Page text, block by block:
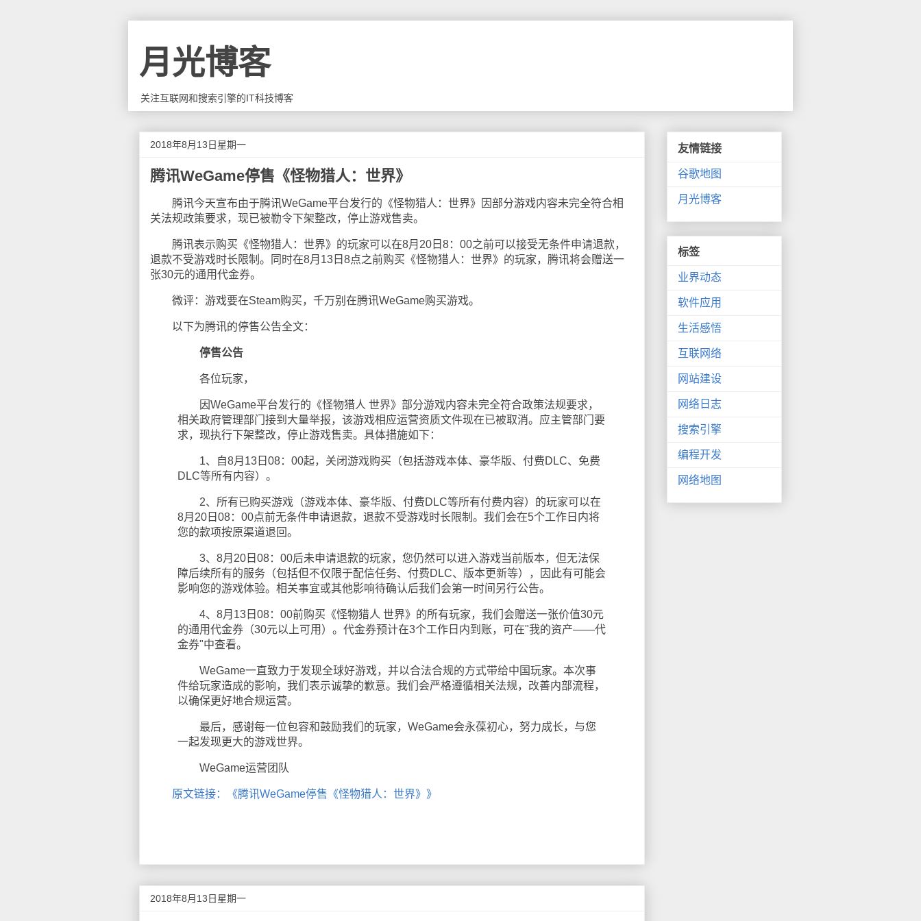
月光博客
关注互联网和搜索引擎的IT科技博客
2018年8月13日星期一
腾讯WeGame停售《怪物猎人：世界》
腾讯今天宣布由于腾讯WeGame平台发行的《怪物猎人：世界》因部分游戏内容未完全符合相
关法规政策要求，现已被勒令下架整改，停止游戏售卖。
腾讯表示购买《怪物猎人：世界》的玩家可以在8月20日8：00之前可以接受无条件申请退款，
退款不受游戏时长限制。同时在8月13日8点之前购买《怪物猎人：世界》的玩家，腾讯将会赠送一
张30元的通用代金券。
微评：游戏要在Steam购买，千万别在腾讯WeGame购买游戏。
以下为腾讯的停售公告全文：
停售公告
各位玩家，
因WeGame平台发行的《怪物猎人 世界》部分游戏内容未完全符合政策法规要求，
相关政府管理部门接到大量举报，该游戏相应运营资质文件现在已被取消。应主管部门要
求，现执行下架整改，停止游戏售卖。具体措施如下：
1、自8月13日08：00起，关闭游戏购买（包括游戏本体、豪华版、付费DLC、免费
DLC等所有内容）。
2、所有已购买游戏（游戏本体、豪华版、付费DLC等所有付费内容）的玩家可以在
8月20日08：00点前无条件申请退款，退款不受游戏时长限制。我们会在5个工作日内将
您的款项按原渠道退回。
3、8月20日08：00后未申请退款的玩家，您仍然可以进入游戏当前版本，但无法保
障后续所有的服务（包括但不仅限于配信任务、付费DLC、版本更新等），因此有可能会
影响您的游戏体验。相关事宜或其他影响待确认后我们会第一时间另行公告。
4、8月13日08：00前购买《怪物猎人 世界》的所有玩家，我们会赠送一张价值30元
的通用代金券（30元以上可用）。代金券预计在3个工作日内到账，可在"我的资产——代
金券"中查看。
WeGame一直致力于发现全球好游戏，并以合法合规的方式带给中国玩家。本次事
件给玩家造成的影响，我们表示诚挚的歉意。我们会严格遵循相关法规，改善内部流程，
以确保更好地合规运营。
最后，感谢每一位包容和鼓励我们的玩家，WeGame会永葆初心，努力成长，与您
一起发现更大的游戏世界。
WeGame运营团队
原文链接：《腾讯WeGame停售《怪物猎人：世界》》
2018年8月13日星期一
友情链接
谷歌地图
月光博客
标签
业界动态
软件应用
生活感悟
互联网络
网站建设
网络日志
搜索引擎
编程开发
网络地图